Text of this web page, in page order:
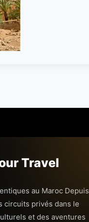
Travel
au Maroc Depuis
circuits privés dans le
et des aventures